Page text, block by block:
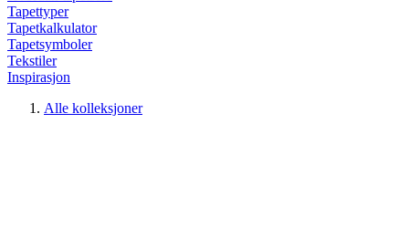
Tapettyper
Tapetkalkulator
Tapetsymboler
Tekstiler
Inspirasjon
Alle kolleksjoner